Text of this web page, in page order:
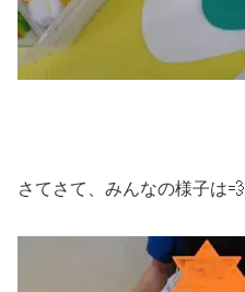
さてさて、みんなの様子は💨